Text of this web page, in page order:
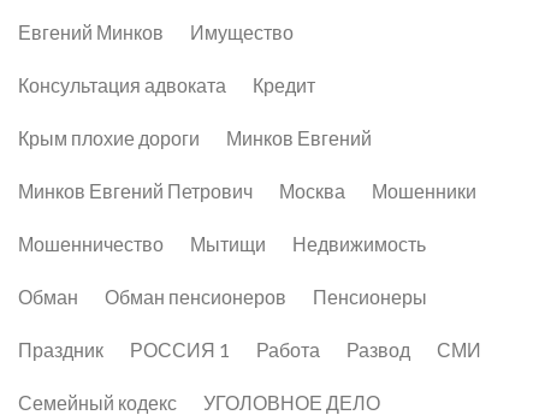
Евгений Минков Имущество
Консультация адвоката Кредит
Крым плохие дороги Минков Евгений
Минков Евгений Петрович Москва Мошенники
Мошенничество Мытищи Недвижимость
Обман Обман пенсионеров Пенсионеры
Праздник РОССИЯ 1 Работа Развод СМИ
Семейный кодекс УГОЛОВНОЕ ДЕЛО